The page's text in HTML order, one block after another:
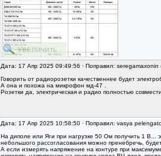
Дата: 17 Апр 2025 09:49:56 · Поправил:
Говорить от радиорозетки качественнее будет
А она и похожа на микрофон мд-47 .
Розетки да, электрическая и радио полностью
Дата: 17 Апр 2025 10:58:50 · Поправил: vasya
На диполе или Яги при нагрузке 50 Ом получить 1 В...
небольшого рассогласования можно пренебречь,
А если измерять напряжение на контуре при